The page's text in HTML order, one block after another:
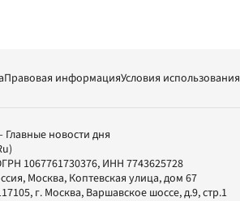
Правовая информацияУсловия использования
Главные новости дня
1067761730376, ИНН 7743625728
Москва, Коптевская улица, дом 67
, г. Москва, Варшавское шоссе, д.9, стр.1